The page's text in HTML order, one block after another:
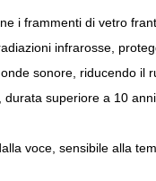
i frammenti di vetro
infrarosse,
sonore, riducendo il
superiore a 10
voce, sensibile alla